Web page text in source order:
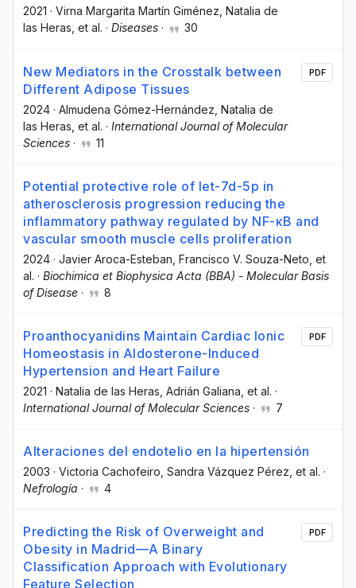
2021 · Virna Margarita Martín Giménez , Natalia de
las Heras , et al. · Diseases · 30
New Mediators in the Crosstalk between
Different Adipose Tissues
2024 · Almudena Gómez-Hernández , Natalia de
las Heras , et al. · International Journal of Molecular
Sciences · 11
PDF
Potential protective role of let-7d-5p in
atherosclerosis progression reducing the
inflammatory pathway regulated by NF-κB and
vascular smooth muscle cells proliferation
2024 · Javier Aroca-Esteban , Francisco V. Souza-Neto , et
al. · Biochimica et Biophysica Acta (BBA) - Molecular Basis
of Disease · 8
Proanthocyanidins Maintain Cardiac Ionic
Homeostasis in Aldosterone-Induced
Hypertension and Heart Failure
2021 · Natalia de las Heras , Adrián Galiana , et al. ·
International Journal of Molecular Sciences · 7
PDF
Alteraciones del endotelio en la hipertensión
2003 · Victoria Cachofeiro , Sandra Vázquez Pérez , et al. ·
Nefrología · 4
Predicting the Risk of Overweight and
Obesity in Madrid—A Binary
Classification Approach with Evolutionary
Feature Selection
PDF